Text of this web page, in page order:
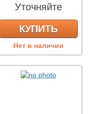
Уточняйте
КУПИТЬ
Нет в наличии